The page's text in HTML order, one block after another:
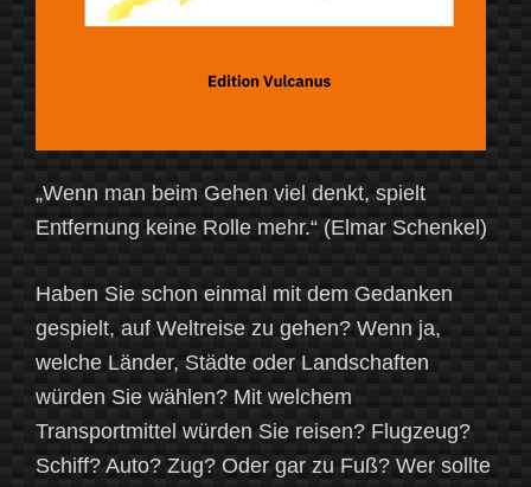
„Wenn man beim Gehen viel denkt, spielt
Entfernung keine Rolle mehr.“ (Elmar Schenkel)
Haben Sie schon einmal mit dem Gedanken
gespielt, auf Weltreise zu gehen? Wenn ja,
welche Länder, Städte oder Landschaften
würden Sie wählen? Mit welchem
Transportmittel würden Sie reisen? Flugzeug?
Schiff? Auto? Zug? Oder gar zu Fuß? Wer sollte